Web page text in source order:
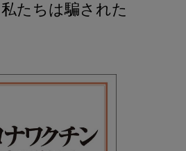
たちは騙された